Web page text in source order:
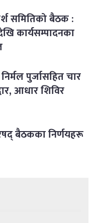
समितिको बैठक :
कार्यसम्पादनका
पुर्जासहित चार
आधार शिविर
बैठकका निर्णयहरू